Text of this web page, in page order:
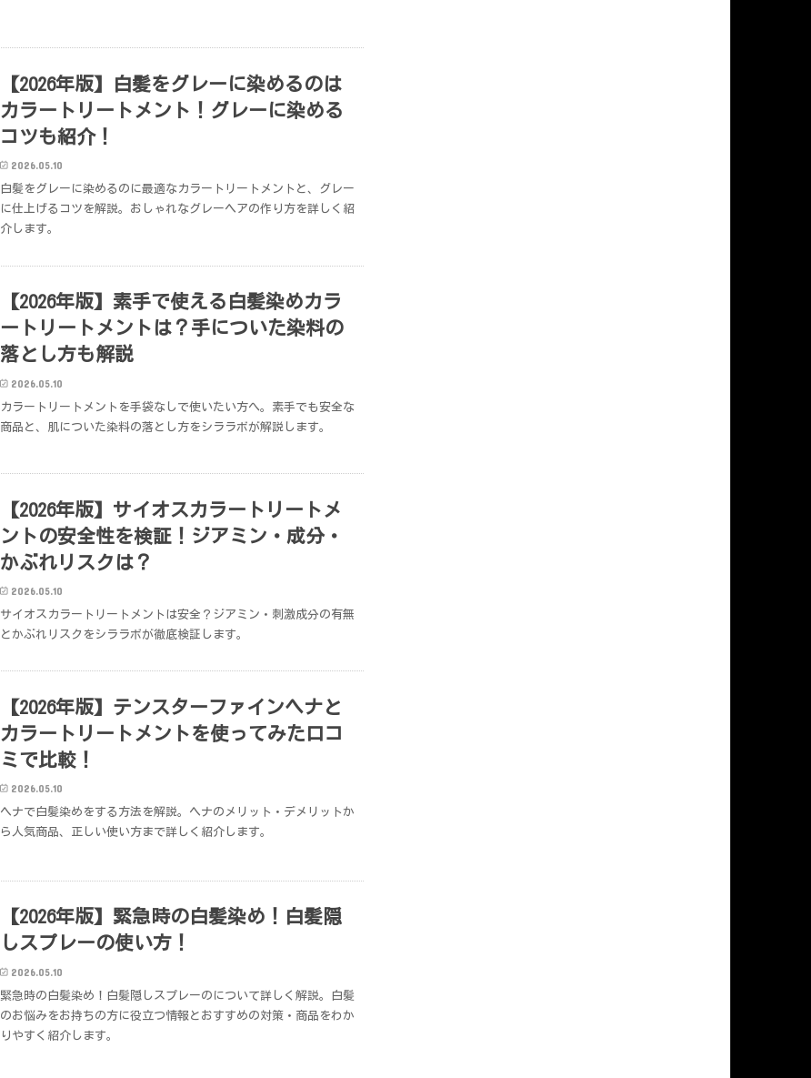
【2026年版】白髪をグレーに染めるのは
カラートリートメント！グレーに染める
コツも紹介！
2026.05.10
白髪をグレーに染めるのに最適なカラートリートメントと、グレー
に仕上げるコツを解説。おしゃれなグレーヘアの作り方を詳しく紹
介します。
【2026年版】素手で使える白髪染めカラ
ートリートメントは？手についた染料の
落とし方も解説
2026.05.10
カラートリートメントを手袋なしで使いたい方へ。素手でも安全な
商品と、肌についた染料の落とし方をシララボが解説します。
【2026年版】サイオスカラートリートメ
ントの安全性を検証！ジアミン・成分・
かぶれリスクは？
2026.05.10
サイオスカラートリートメントは安全？ジアミン・刺激成分の有無
とかぶれリスクをシララボが徹底検証します。
【2026年版】テンスターファインヘナと
カラートリートメントを使ってみた口コ
ミで比較！
2026.05.10
ヘナで白髪染めをする方法を解説。ヘナのメリット・デメリットか
ら人気商品、正しい使い方まで詳しく紹介します。
【2026年版】緊急時の白髪染め！白髪隠
しスプレーの使い方！
2026.05.10
緊急時の白髪染め！白髪隠しスプレーのについて詳しく解説。白髪
のお悩みをお持ちの方に役立つ情報とおすすめの対策・商品をわか
りやすく紹介します。